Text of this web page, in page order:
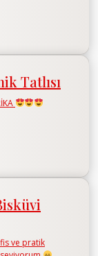
Tatlısı
ve pratik